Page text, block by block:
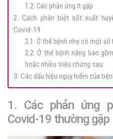
1.2. Các phản ứng ít gặp
2. Cách phân biệt sốt xuất
Covid-19
2.1. Ở thể bệnh nhẹ có một số
2.2. Ở thể bệnh nặng bao
hoặc nhiều triệu chứng sau:
3. Các dấu hiệu nguy hiểm của
1. Các phản ứng
Covid-19 thường gặp